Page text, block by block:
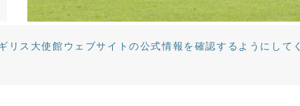
ス大使館ウェブサイトの公式情報を確認するようにしてく